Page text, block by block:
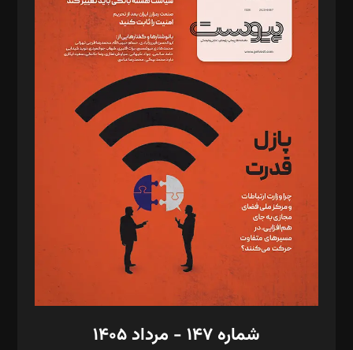
د‌بیر ناداستان: سمانه سمیع
د‌بیر خدمت و تجارت: ابوالفضل رجبی
د‌بیر حقوق فناوری: حسام‌الدین ایپکچی
د‌بیر پیوست جهان: مینا پاکدل
د‌بیر تحریریه آنلاین: بابک نقاش
تحریریه‌: مجتبی محمود‌ی، آرش برهمند، یسنا امان‌پور، سروش کرمیان،
مصطفی مسجدی آرانی، ابوالفضل رجبی، زهرا فکرانه، فائزه فتحی
رستمی،مصطفی باستان
ویرایش: نگار استاد‌‌آقا
طراح یونیفرم: مجید توکلی
فیلمبرداری و عکاسی: امیر شفیعی، مانی لطفی زاده
گرافیک و صفحه‌آرایی: سید‌سبحان‌علی ثابت
مد‌یر توسعه تجاری: کامبیز برید‌
امور مالی: شاپور رهبری، محمد‌ کاظمی‌نیا
شماره ۱۴۷ - مرداد ۱۴۰۵